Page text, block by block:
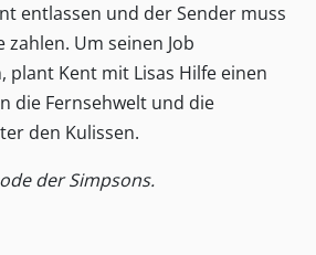
entlassen und der Sender muss
Um seinen Job
plant Kent mit Lisas Hilfe einen
die Fernsehwelt und die
den Kulissen.
der Simpsons.